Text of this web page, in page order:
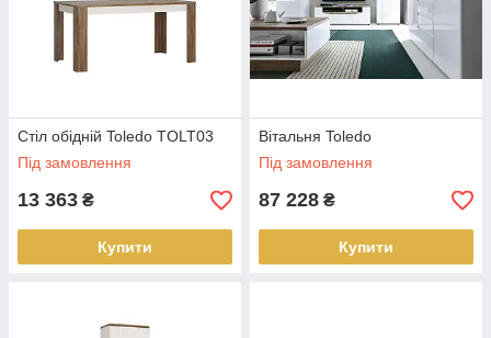
Стіл обідній Toledo TOLT03
Під замовлення
13 363 ₴
Купити
Вітальня Toledo
Під замовлення
87 228 ₴
Купити